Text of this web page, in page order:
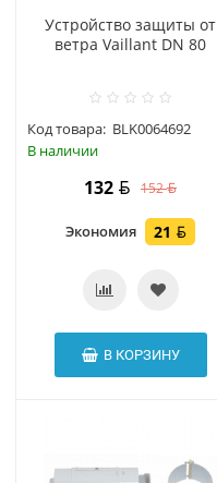
Устройство защиты от
ветра Vaillant DN 80
Код товара: BLK0064692
В наличии
132 152
Экономия 21
В КОРЗИНУ